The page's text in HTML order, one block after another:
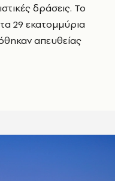
δράσεις. Το
29 εκατομμύρια
απευθείας